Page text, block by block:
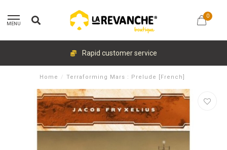
MENU
0
Rapid customer service
Home / Terraforming Mars : Prelude [French]